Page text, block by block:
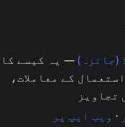
(جائزہ)— یہ کیسے
کے معاملات،
تجاویز
· ویب ایپ پر